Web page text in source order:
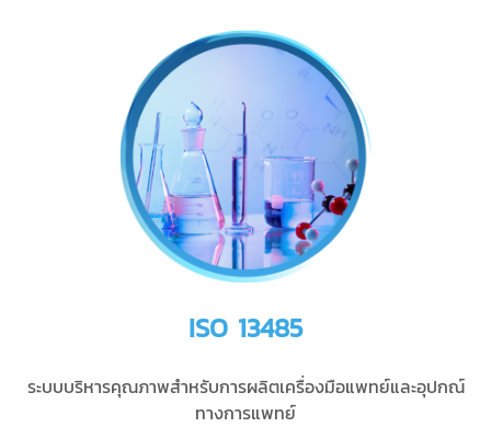
ISO 13485
ระบบบริหารคุณภาพสำหรับการผลิตเครื่องมือแพทย์และอุปกณ์
ทางการแพทย์